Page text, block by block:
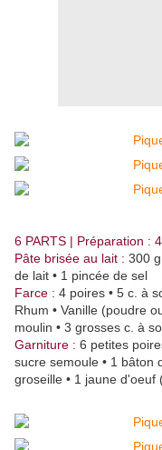
6 PARTS | Préparation :
Pâte brisée au lait : 300
de lait • 1 pincée de sel
Farce : 4 poires • 5 c. à
Rhum • Vanille (poudre
moulin • 3 grosses c. à
Garniture : 6 petites
sucre semoule • 1 bâton
groseille • 1 jaune